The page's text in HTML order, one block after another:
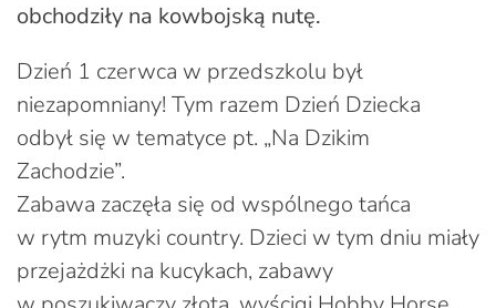
obchodziły na kowbojską nutę.
Dzień 1 czerwca w przedszkolu był
niezapomniany! Tym razem Dzień Dziecka
odbył się w tematyce pt. „Na Dzikim
Zachodzie”.
Zabawa zaczęła się od wspólnego tańca
w rytm muzyki country. Dzieci w tym dniu miały
przejażdżki na kucykach, zabawy